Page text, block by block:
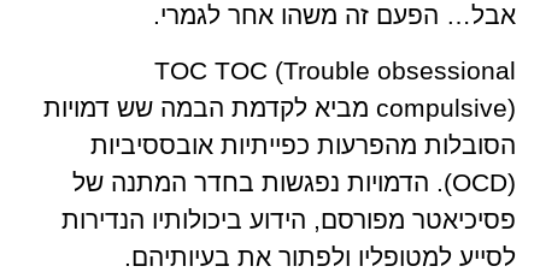
אבל… הפעם זה משהו אחר לגמרי.
TOC TOC (Trouble obsessional
compulsive) מביא לקדמת הבמה שש דמויות
הסובלות מהפרעות כפייתיות אובססיביות
(OCD). הדמויות נפגשות בחדר המתנה של
פסיכיאטר מפורסם, הידוע ביכולותיו הנדירות
לסייע למטופליו ולפתור את בעיותיהם.